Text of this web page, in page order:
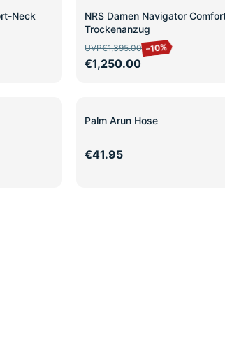
Neck
SALE
NRS Damen Navigator
Trockenanzug
UVP€1,395.00 –10%
€1,250.00
Palm Arun Hose
€41.95